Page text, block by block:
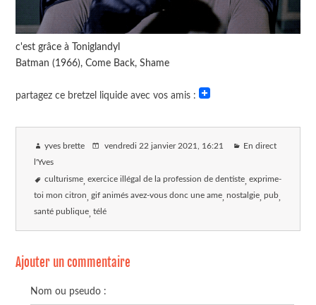
c'est grâce à Toniglandyl
Batman (1966), Come Back, Shame
partagez ce bretzel liquide avec vos amis :
yves brette vendredi 22 janvier 2021 , 16:21 En direct
l'Yves
culturisme exercice illégal de la profession de dentiste exprime-
toi mon citron gif animés avez-vous donc une ame nostalgie pub
santé publique télé
Ajouter un commentaire
Nom ou pseudo :